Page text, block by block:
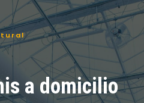
a domicilio